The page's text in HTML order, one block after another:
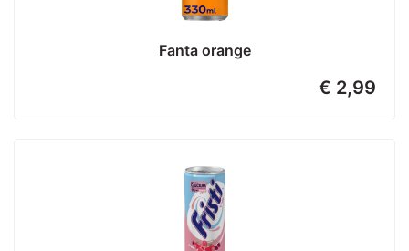
Fanta orange
€ 2,99